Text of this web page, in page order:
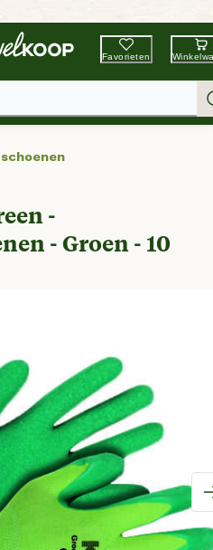
Tuin & Dier
Favorieten
-
- Groen - 10